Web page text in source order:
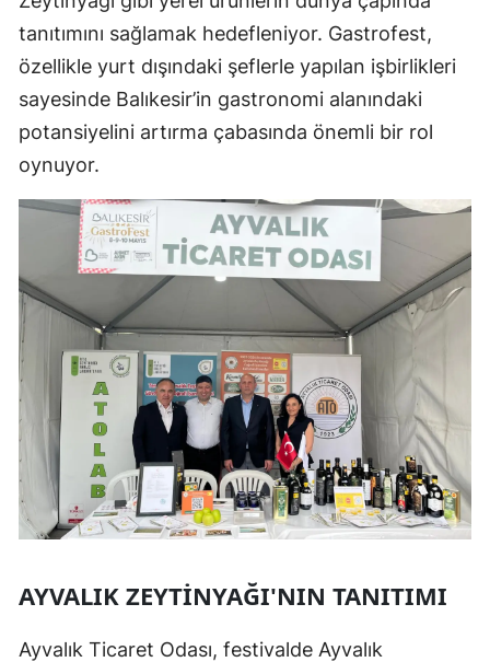
tanıtımını sağlamak hedefleniyor. Gastrofest,
özellikle yurt dışındaki şeflerle yapılan işbirlikleri
sayesinde Balıkesir’in gastronomi alanındaki
potansiyelini artırma çabasında önemli bir rol
oynuyor.
AYVALIK ZEYTINYAĞI'NIN TANITIMI
Ayvalık Ticaret Odası, festivalde Ayvalık